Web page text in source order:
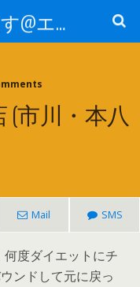
エステサロンで癒す@エステ～全国エステ情報
(市川・本八
Mail SMS
度ダイエットにチ
ンドして元に戻っ